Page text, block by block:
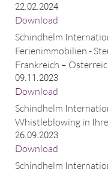
22.02.2024
Download
Schindhelm
Ferienimmobilien -
Frankreich –
09.11.2023
Download
Schindhelm
Whistleblowing in
26.09.2023
Download
Schindhelm